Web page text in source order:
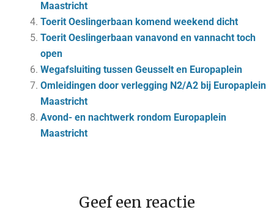
Maastricht
Toerit Oeslingerbaan komend weekend dicht
Toerit Oeslingerbaan vanavond en vannacht toch
open
Wegafsluiting tussen Geusselt en Europaplein
Omleidingen door verlegging N2/A2 bij Europaplein
Maastricht
Avond- en nachtwerk rondom Europaplein
Maastricht
Geef een reactie